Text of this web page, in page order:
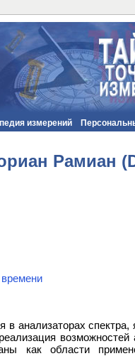
измерений
Рамиан
в анализаторах
как области